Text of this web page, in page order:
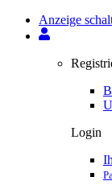
Anzeige
Login